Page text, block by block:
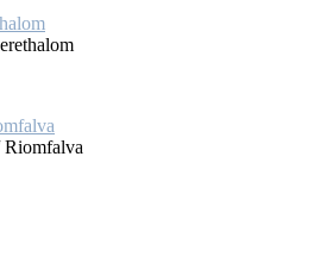
Riom­fal­va